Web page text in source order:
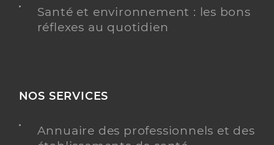
Santé et environnement : les bons
réflexes au quotidien
NOS SERVICES
Annuaire des professionnels et des